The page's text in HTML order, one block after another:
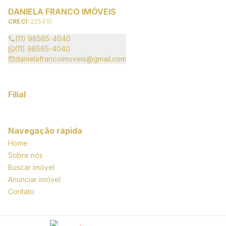
DANIELA FRANCO IMÓVEIS
CRECI: 225410
(11) 98565-4040
(11) 98565-4040
danielafrancoimoveis@gmail.com
Filial
Navegação rápida
Home
Sobre nós
Buscar imóvel
Anunciar imóvel
Contato